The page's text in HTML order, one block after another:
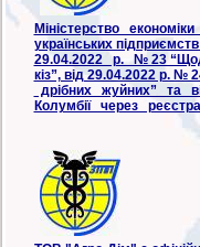
Міністерство
українських
29.04.2022 р. № 23 “Щодо
кіз”, від 29.04.2022 р.
дрібних жуйних” та
Колумбії через